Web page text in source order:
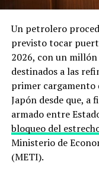
UP NEXT
El petróleo en su
DON'T MISS
Precios del
Irán obtenga
recogido en su
estadounidense
sobre la zona ,
detalló que
que embarcaciones
Pérsicopese a las
El derribo
buques que
Un petrolero
previsto tocar
2026, con un
destinados a las
primer cargamento
Japón desde que,
armado entre
bloqueo del
Ministerio de
(METI).